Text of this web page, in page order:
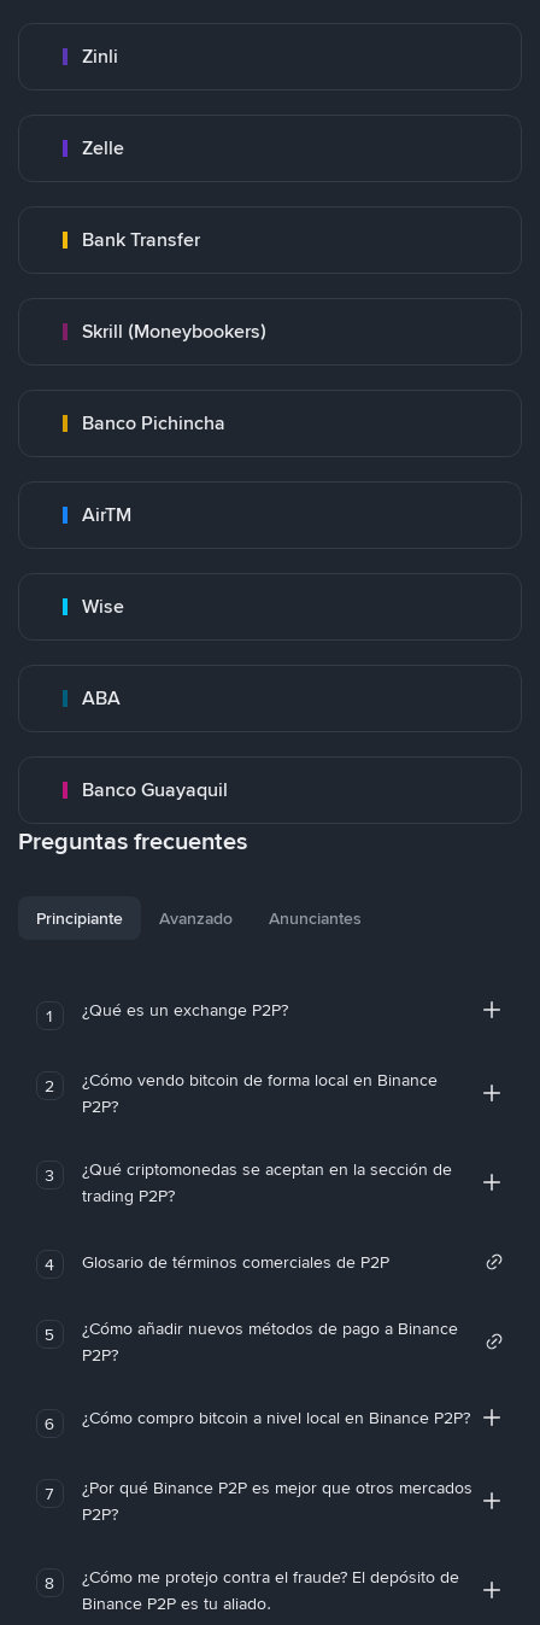
Zinli
Zelle
Bank Transfer
Skrill (Moneybookers)
Banco Pichincha
AirTM
Wise
ABA
Banco Guayaquil
Preguntas frecuentes
Principiante Avanzado Anunciantes
1 ¿Qué es un exchange P2P?
2
¿Cómo vendo bitcoin de forma local en Binance
P2P?
3
¿Qué criptomonedas se aceptan en la sección de
trading P2P?
4 Glosario de términos comerciales de P2P
5
¿Cómo añadir nuevos métodos de pago a Binance
P2P?
6 ¿Cómo compro bitcoin a nivel local en Binance P2P?
7
¿Por qué Binance P2P es mejor que otros mercados
P2P?
8
¿Cómo me protejo contra el fraude? El depósito de
Binance P2P es tu aliado.